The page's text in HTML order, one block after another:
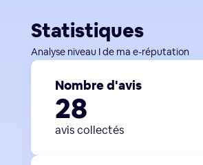
Statistiques
Analyse niveau I de ma e-réputation
Nombre d'avis
28
avis collectés